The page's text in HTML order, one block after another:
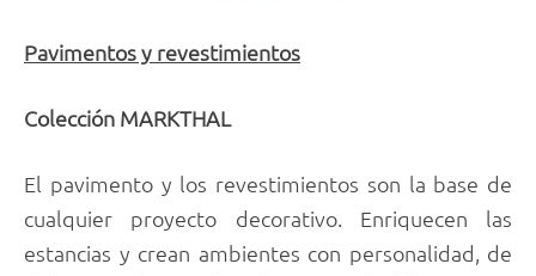
Pavimentos y revestimientos
Colección MARKTHAL
El pavimento y los revestimientos son la base de
cualquier proyecto decorativo. Enriquecen las
estancias y crean ambientes con personalidad, de